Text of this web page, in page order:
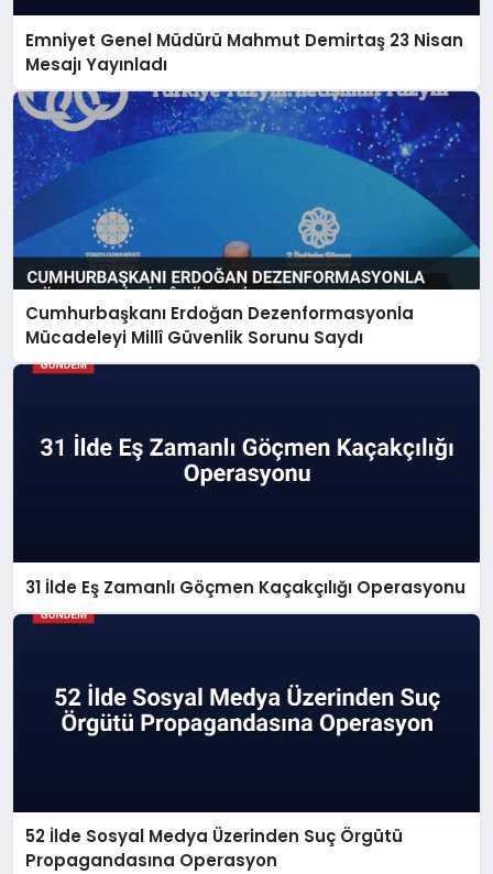
Emniyet Genel Müdürü Mahmut Demirtaş 23 Nisan
Mesajı Yayınladı
Cumhurbaşkanı Erdoğan Dezenformasyonla
Mücadeleyi Millî Güvenlik Sorunu Saydı
31 İlde Eş Zamanlı Göçmen Kaçakçılığı Operasyonu
52 İlde Sosyal Medya Üzerinden Suç Örgütü
Propagandasına Operasyon